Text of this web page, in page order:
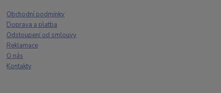
Obchodní podmínky
Doprava a platba
Odstoupení od smlouvy
Reklamace
O nás
Kontakty